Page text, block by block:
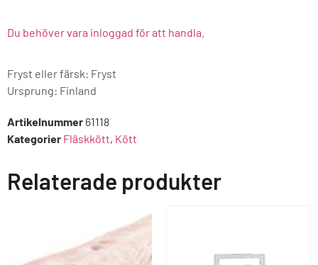
Du behöver vara inloggad för att handla.
Fryst eller färsk: Fryst
Ursprung: Finland
Artikelnummer 61118
Kategorier Fläskkött, Kött
Relaterade produkter